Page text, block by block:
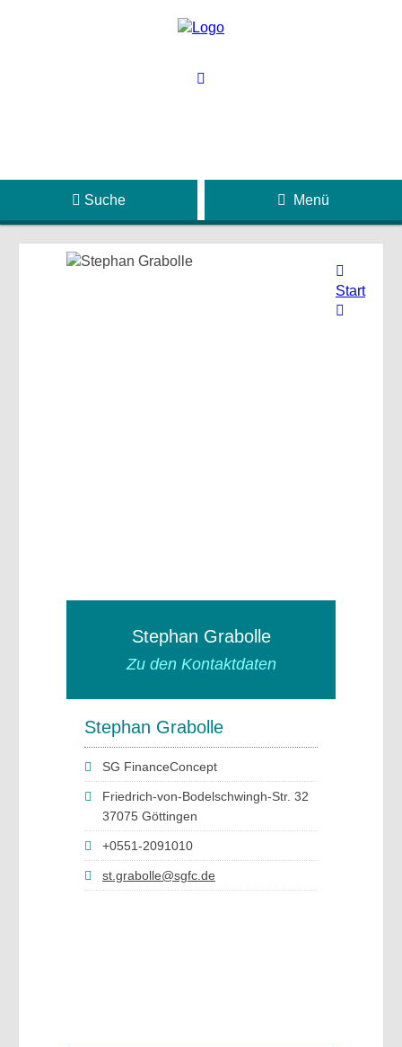
Suche Menü
Stephan Grabolle
Zu den Kontaktdaten
Stephan Grabolle
SG FinanceConcept
Friedrich-von-Bodelschwingh-Str. 32
37075 Göttingen
+0551-2091010
st.grabolle@sgfc.de
Start